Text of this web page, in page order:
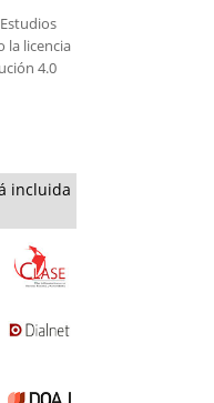
la licencia
4.0
incluida